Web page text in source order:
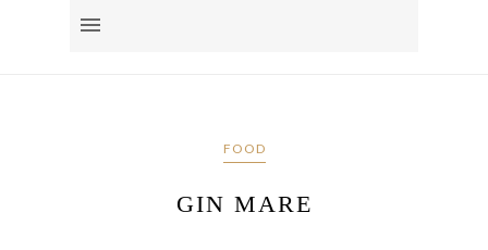
FOOD
GIN MARE